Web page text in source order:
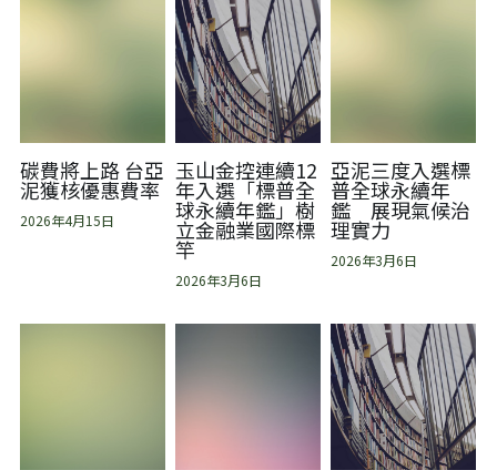
繁體中文
TAISE
碳費將上路 台亞
泥獲核優惠費率
2026年4月15日
玉山金控連續12
年入選「標普全
球永續年鑑」樹
立金融業國際標
竿
2026年3月6日
亞泥三度入選標
普全球永續年
鑑 展現氣候治
理實力
2026年3月6日